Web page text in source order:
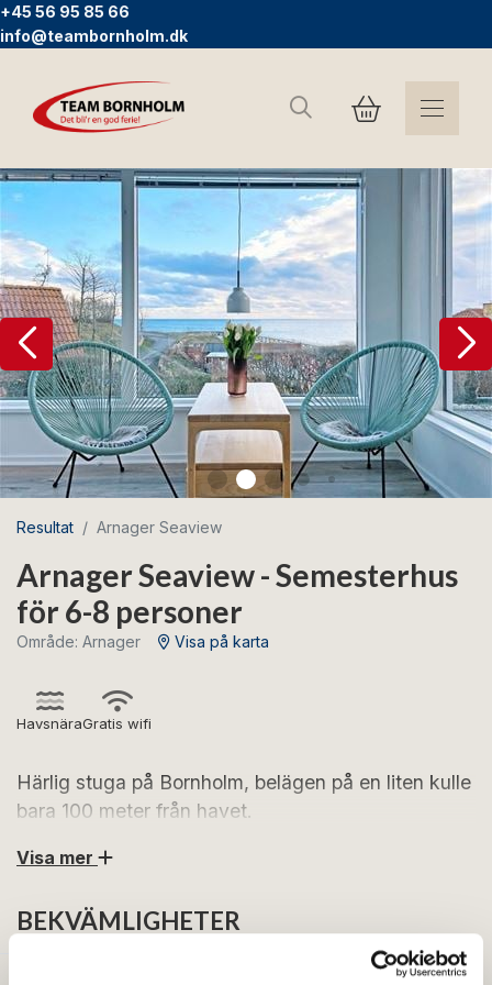
+45 56 95 85 66
info@teambornholm.dk
Sök
Resultat Arnager Seaview
Arnager Seaview - Semesterhus
för 6-8 personer
Område: Arnager Visa på karta
HavsnäraGratis wifi
Härlig stuga på Bornholm, belägen på en liten kulle
bara 100 meter från havet.
Denna 126 kvadratmeter stora röda villa, som ligger
pärla för alla som värdesätter utrymme och komfort.
Sovande åtta totalt, inklusive ett charmigt annex,
erbjuder Arnager Seaview gott om utrymme för
Visa mer
BEKVÄMLIGHETER